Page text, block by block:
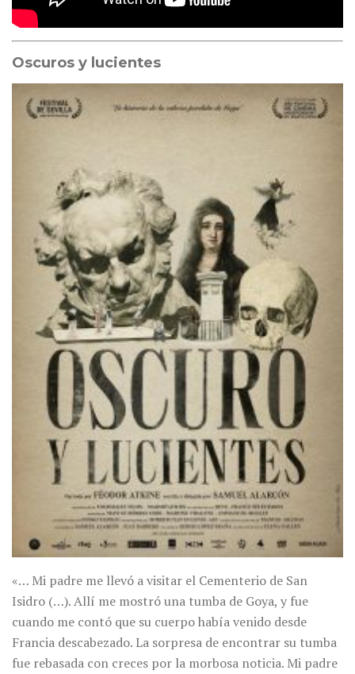
Oscuros y lucientes
«… Mi padre me llevó a visitar el Cementerio de San
Isidro (…). Allí me mostró una tumba de Goya, y fue
cuando me contó que su cuerpo había venido desde
Francia descabezado. La sorpresa de encontrar su tumba
fue rebasada con creces por la morbosa noticia. Mi padre